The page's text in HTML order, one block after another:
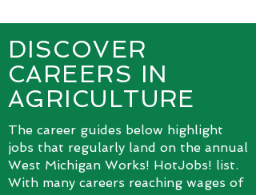
DISCOVER
CAREERS IN
AGRICULTURE
The career guides below highlight
jobs that regularly land on the annual
West Michigan Works! HotJobs! list.
With many careers reaching wages of